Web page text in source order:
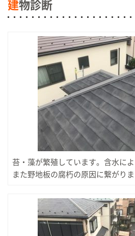
建物診断
苔・藻が繁殖しています。含水に
また野地板の腐朽の原因に繋がりま